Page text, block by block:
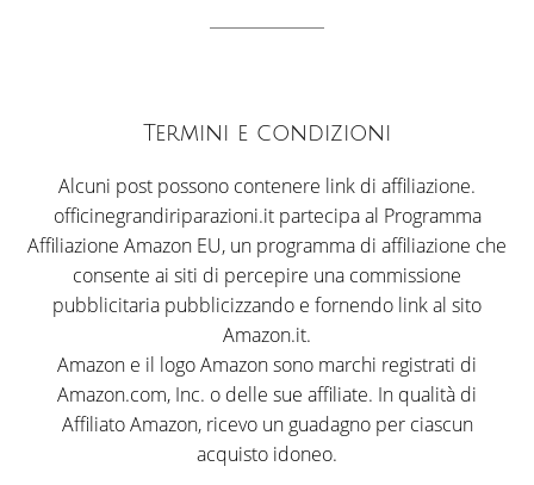
Termini e condizioni
Alcuni post possono contenere link di affiliazione.
officinegrandiriparazioni.it partecipa al Programma
Affiliazione Amazon EU, un programma di affiliazione che
consente ai siti di percepire una commissione
pubblicitaria pubblicizzando e fornendo link al sito
Amazon.it.
Amazon e il logo Amazon sono marchi registrati di
Amazon.com, Inc. o delle sue affiliate. In qualità di
Affiliato Amazon, ricevo un guadagno per ciascun
acquisto idoneo.